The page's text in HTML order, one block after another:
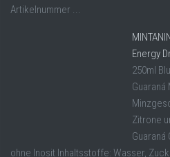
Artikelnummer ...
Energy
250ml
Guaraná
Zitrone
Guaraná
ohne Inosit Inhaltsstoffe: Wasser,